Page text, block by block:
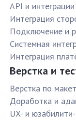
API и интеграции
Интеграция
Подключение и
Системная
Интеграция
Верстка и
Верстка по
Доработка и
UX- и